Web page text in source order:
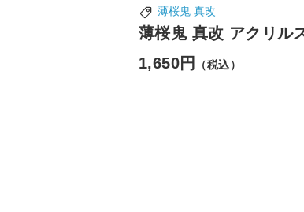
薄桜鬼 真改
薄桜鬼 真改 アクリル
1,650円
（税込）